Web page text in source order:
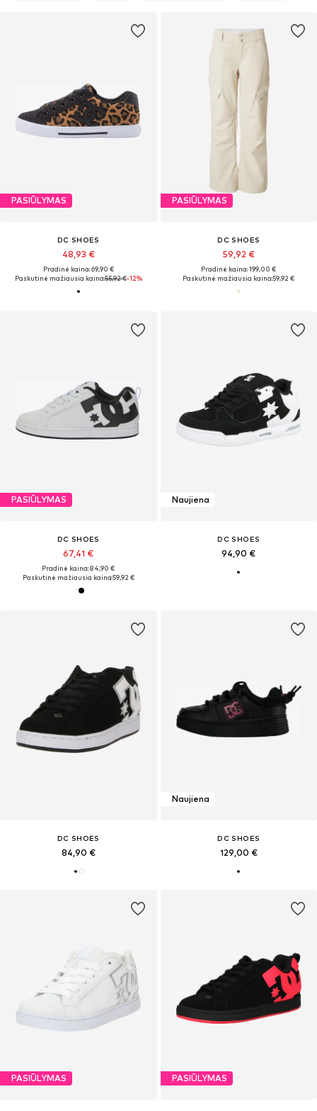
PASIŪLYMAS
DC SHOES
48,93 €
Pradinė kaina: 69,90 €
Paskutinė mažiausia kaina:55,92 €-12%
PASIŪLYMAS
DC SHOES
59,92 €
Pradinė kaina: 199,00 €
Paskutinė mažiausia kaina:59,92 €
PASIŪLYMAS
DC SHOES
67,41 €
Pradinė kaina: 84,90 €
Paskutinė mažiausia kaina:59,92 €
Naujiena
DC SHOES
94,90 €
DC SHOES
84,90 €
Naujiena
DC SHOES
129,00 €
PASIŪLYMAS PASIŪLYMAS